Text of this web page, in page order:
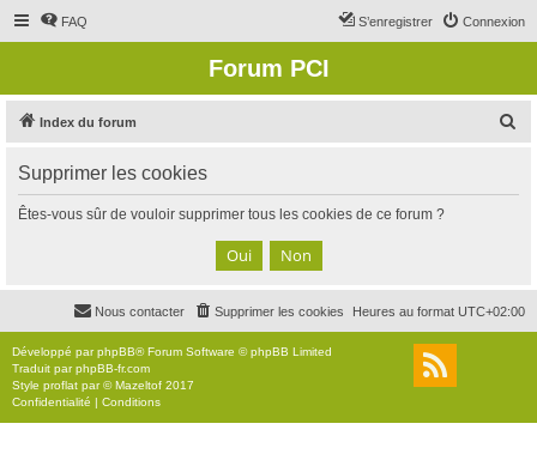
FAQ Connexion
S’enregistrer
Forum PCI
Index du forum
c
Supprimer les cookies
Êtes-vous sûr de vouloir supprimer tous les cookies de ce forum ?
Heures au format UTC+02:00
Supprimer les cookies
Nous contacter
Développé parphpBB® Forum Software © phpBB Limited
Traduit parphpBB-fr.com
Style proflat par ©Mazeltof 2017
Confidentialité | Conditions